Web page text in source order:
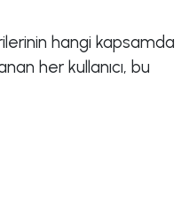
hangi kapsamda
her kullanıcı, bu